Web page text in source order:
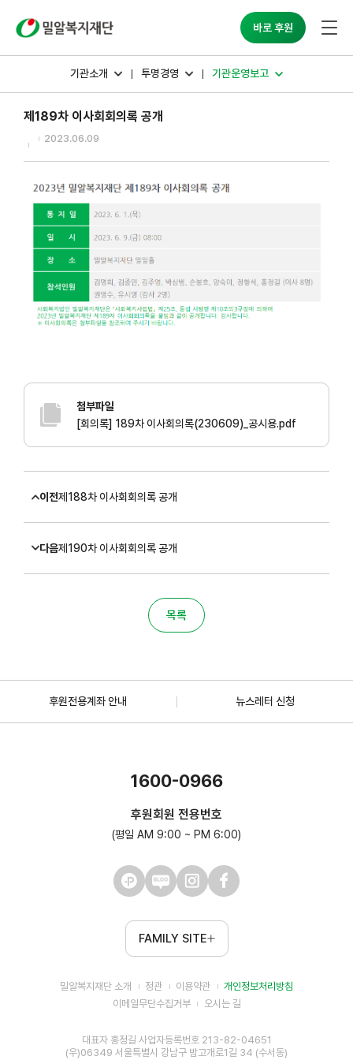
바로 후원
기관소개 투명경영 기관운영보고
제189차 이사회회의록 공개
2023.06.09
첨부파일
[회의록] 189차 이사회의록(230609)_공시용.pdf
이전제188차 이사회회의록 공개
다음제190차 이사회회의록 공개
목록
후원전용계좌 안내 뉴스레터 신청
1600-0966
후원회원 전용번호
(평일 AM 9:00 ~ PM 6:00)
FAMILY SITE
밀알복지재단 소개 정관 이용약관
개인정보처리방침
이메일무단수집거부
오시는 길
대표자 홍정길 사업자등록번호 213-82-04651
(우)06349 서울특별시 강남구 밤고개로1길 34 (수서동)